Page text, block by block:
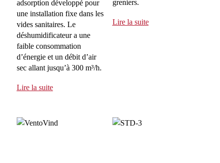
adsorption développé pour
une installation fixe dans les
vides sanitaires. Le
déshumidificateur a une
faible consommation
d’énergie et un débit d’air
sec allant jusqu’à 300 m³/h.
Lire la suite
greniers.
Lire la suite